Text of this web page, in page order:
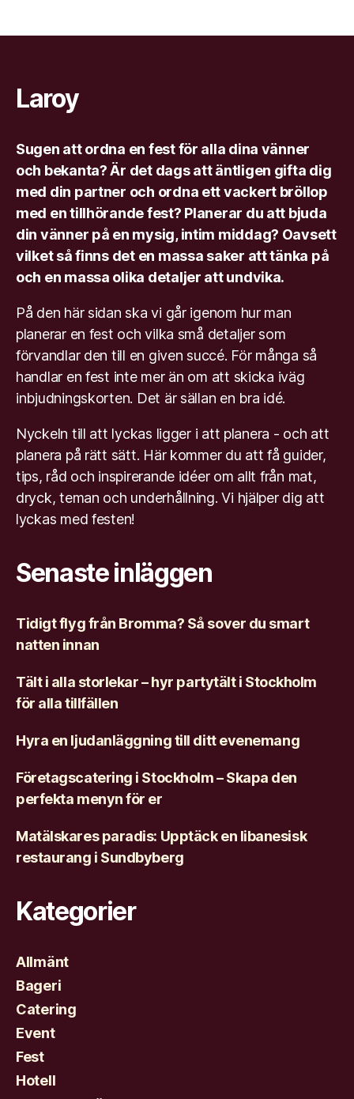
Laroy
Sugen att ordna en fest för alla dina vänner
och bekanta? Är det dags att äntligen gifta dig
med din partner och ordna ett vackert bröllop
med en tillhörande fest? Planerar du att bjuda
din vänner på en mysig, intim middag? Oavsett
vilket så finns det en massa saker att tänka på
och en massa olika detaljer att undvika.
På den här sidan ska vi går igenom hur man
planerar en fest och vilka små detaljer som
förvandlar den till en given succé. För många så
handlar en fest inte mer än om att skicka iväg
inbjudningskorten. Det är sällan en bra idé.
Nyckeln till att lyckas ligger i att planera - och att
planera på rätt sätt. Här kommer du att få guider,
tips, råd och inspirerande idéer om allt från mat,
dryck, teman och underhållning. Vi hjälper dig att
lyckas med festen!
Senaste inläggen
Tidigt flyg från Bromma? Så sover du smart
natten innan
Tält i alla storlekar – hyr partytält i Stockholm
för alla tillfällen
Hyra en ljudanläggning till ditt evenemang
Företagscatering i Stockholm – Skapa den
perfekta menyn för er
Matälskares paradis: Upptäck en libanesisk
restaurang i Sundbyberg
Kategorier
Allmänt
Bageri
Catering
Event
Fest
Hotell